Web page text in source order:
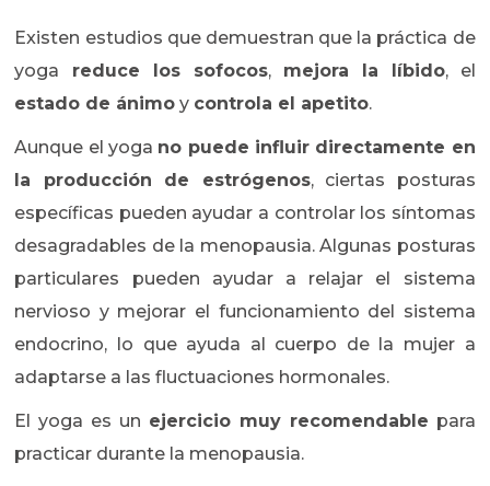
Existen estudios que demuestran que la práctica de
yoga reduce los sofocos, mejora la líbido, el
estado de ánimo y controla el apetito.
Aunque el yoga no puede influir directamente en
la producción de estrógenos, ciertas posturas
específicas pueden ayudar a controlar los síntomas
desagradables de la menopausia. Algunas posturas
particulares pueden ayudar a relajar el sistema
nervioso y mejorar el funcionamiento del sistema
endocrino, lo que ayuda al cuerpo de la mujer a
adaptarse a las fluctuaciones hormonales.
El yoga es un ejercicio muy recomendable para
practicar durante la menopausia.